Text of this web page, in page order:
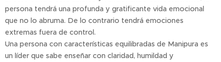
persona tendrá una profunda y gratificante vida emocional
que no lo abruma. De lo contrario tendrá emociones
extremas fuera de control.
Una persona con características equilibradas de Manipura es
un líder que sabe enseñar con claridad, humildad y